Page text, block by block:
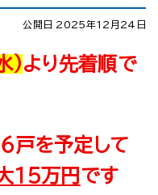
公開日 2025年12月24日
）より先着順で
戸を予定して
５万円 です